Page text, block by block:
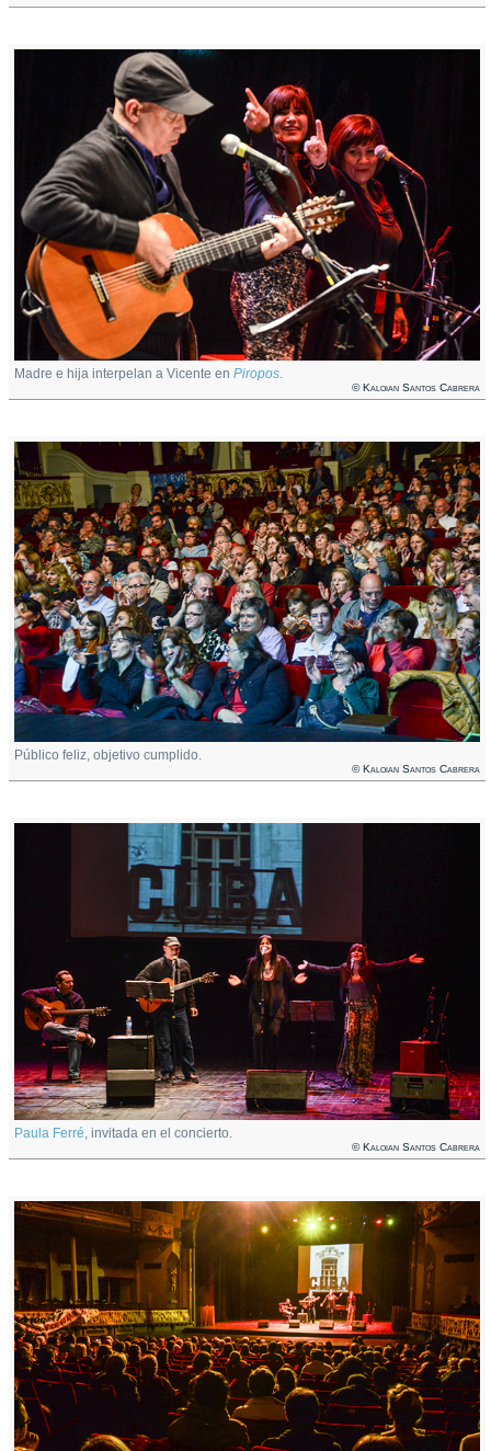
Madre e hija interpelan a Vicente en Piropos.
© Kaloian Santos Cabrera
Público feliz, objetivo cumplido.
© Kaloian Santos Cabrera
Paula Ferré , invitada en el concierto.
© Kaloian Santos Cabrera